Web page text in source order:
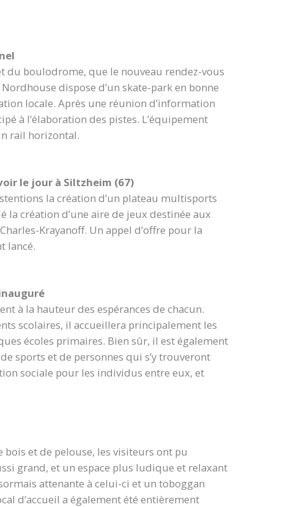
du boulodrome, que le nouveau rendez-vous
dispose d’un skate-park en bonne
locale. Après une réunion d’information
à l’élaboration des pistes. L’équipement
rail horizontal.
le jour à Siltzheim (67)
la création d’un plateau multisports
création d’une aire de jeux destinée aux
Krayanoff. Un appel d’offre pour la
lancé.
à la hauteur des espérances de chacun.
scolaires, il accueillera principalement les
écoles primaires. Bien sûr, il est également
sports et de personnes qui s’y trouveront
sociale pour les individus entre eux, et
et de pelouse, les visiteurs ont pu
grand, et un espace plus ludique et relaxant
attenante à celui-ci et un toboggan
d’accueil a également été entièrement